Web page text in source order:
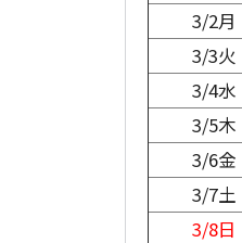
3/2月
3/3火
3/4水
3/5木
3/6金
3/7土
3/8日